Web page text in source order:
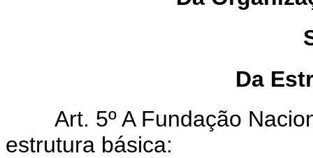
Da
Art. 5º A Fundação
estrutura básica: